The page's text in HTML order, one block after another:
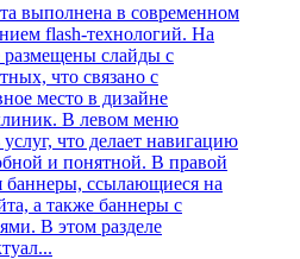
выполнена в современном
flash-технологий. На
размещены слайды с
что связано с
место в дизайне
В левом меню
что делает навигацию
и понятной. В правой
баннеры, ссылающиеся на
а также баннеры с
В этом разделе